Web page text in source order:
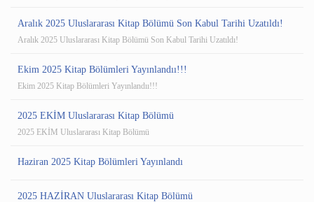
Aralık 2025 Uluslararası Kitap Bölümü Son Kabul Tarihi Uzatıldı!
Aralık 2025 Uluslararası Kitap Bölümü Son Kabul Tarihi Uzatıldı!
Ekim 2025 Kitap Bölümleri Yayınlandıı!!!
Ekim 2025 Kitap Bölümleri Yayınlandıı!!!
2025 EKİM Uluslararası Kitap Bölümü
2025 EKİM Uluslararası Kitap Bölümü
Haziran 2025 Kitap Bölümleri Yayınlandı
2025 HAZİRAN Uluslararası Kitap Bölümü